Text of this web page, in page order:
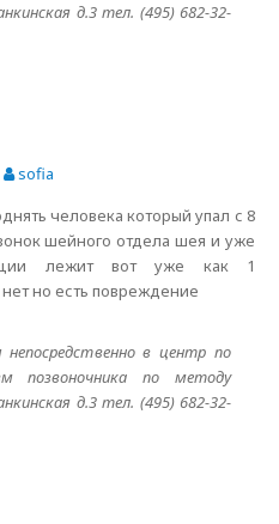
д.3 тел. (495) 682-32-
sofia
человека который упал с 8
шейного отдела шея и уже
лежит вот уже как 1
но есть повреждение
в центр по
позвоночника по методу
д.3 тел. (495) 682-32-